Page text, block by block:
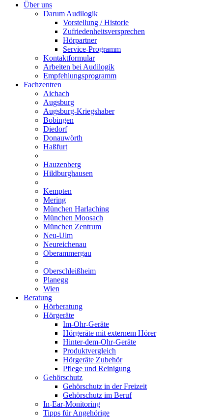
Über uns
Darum Audilogik
Vorstellung / Historie
Zufriedenheitsversprechen
Hörpartner
Service-Programm
Kontaktformular
Arbeiten bei Audilogik
Empfehlungsprogramm
Fachzentren
Aichach
Augsburg
Augsburg-Kriegshaber
Bobingen
Diedorf
Donauwörth
Haßfurt
Hauzenberg
Hildburghausen
Kempten
Mering
München Harlaching
München Moosach
München Zentrum
Neu-Ulm
Neureichenau
Oberammergau
Oberschleißheim
Planegg
Wien
Beratung
Hörberatung
Hörgeräte
Im-Ohr-Geräte
Hörgeräte mit externem Hörer
Hinter-dem-Ohr-Geräte
Produktvergleich
Hörgeräte Zubehör
Pflege und Reinigung
Gehörschutz
Gehörschutz in der Freizeit
Gehörschutz im Beruf
In-Ear-Monitoring
Tipps für Angehörige